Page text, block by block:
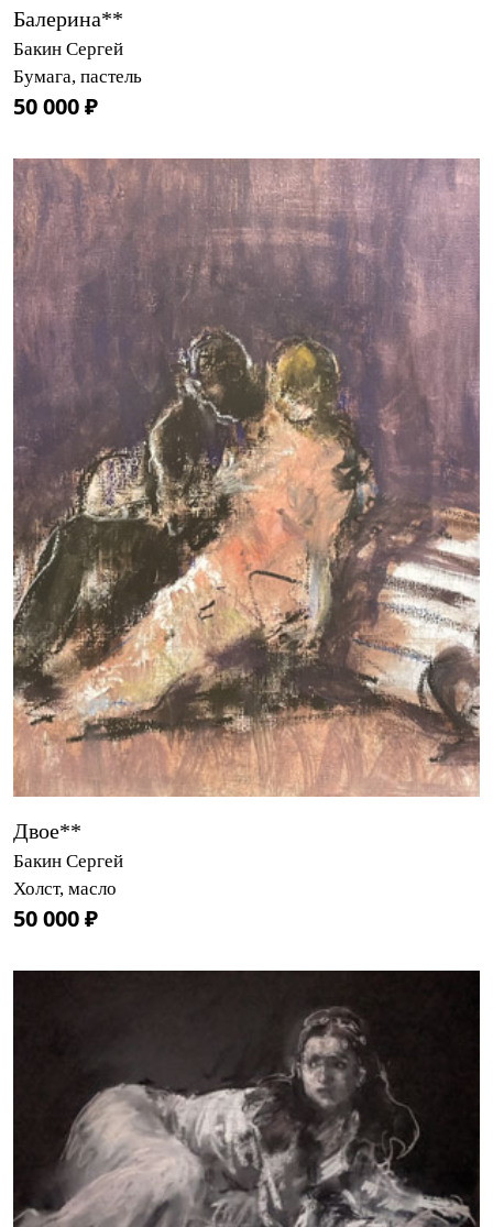
Балерина**
Бакин Сергей
Бумага, пастель
50 000 ₽
Двое**
Бакин Сергей
Холст, масло
50 000 ₽